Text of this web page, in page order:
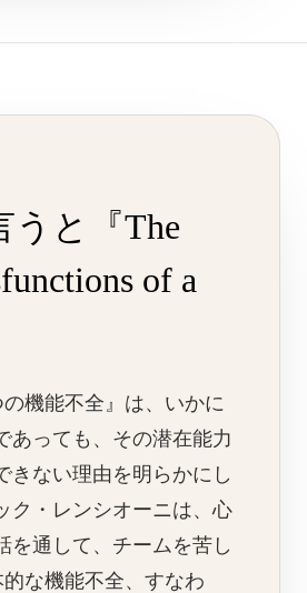
うと『The
of a
の機能不全』は、いかに
あっても、その潜在能力
きない理由を明らかにし
ク・レンシオーニは、心
を通して、チームを苦し
な機能不全、すなわ